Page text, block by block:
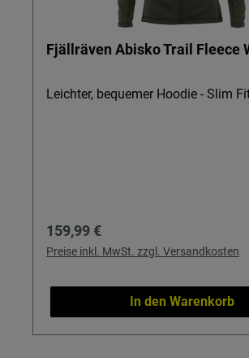
Fjällräven Abisko Trail Fleece
Leichter, bequemer Hoodie - Slim
Regulärer Preis:
159,99 €
Preise inkl. MwSt. zzgl. Versandkosten
In den Warenkorb